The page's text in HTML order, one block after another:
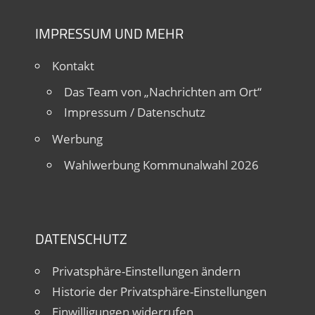
IMPRESSUM UND MEHR
Kontakt
Das Team von „Nachrichten am Ort“
Impressum / Datenschutz
Werbung
Wahlwerbung Kommunalwahl 2026
DATENSCHUTZ
Privatsphäre-Einstellungen ändern
Historie der Privatsphäre-Einstellungen
Einwilligungen widerrufen